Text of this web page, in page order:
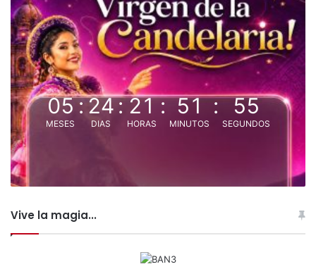
05
MESES
:24
DIAS
:21
HORAS
: 51
MINUTOS
: 55
SEGUNDOS
Vive la magia...